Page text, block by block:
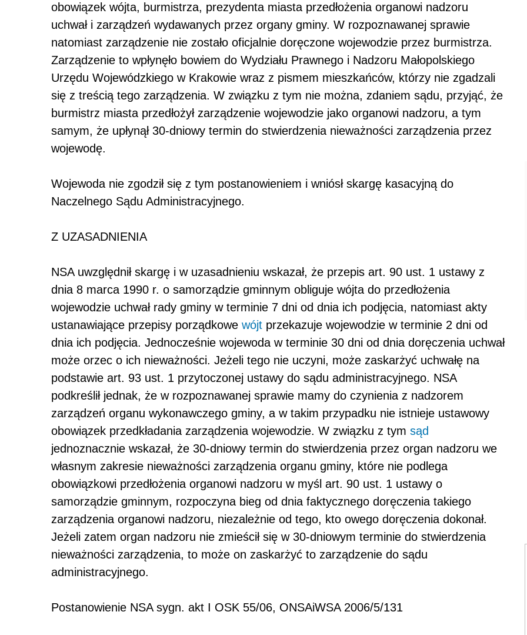
obowiązek wójta, burmistrza, prezydenta miasta przedłożenia organowi nadzoru
uchwał i zarządzeń wydawanych przez organy gminy. W rozpoznawanej sprawie
natomiast zarządzenie nie zostało oficjalnie doręczone wojewodzie przez burmistrza.
Zarządzenie to wpłynęło bowiem do Wydziału Prawnego i Nadzoru Małopolskiego
Urzędu Wojewódzkiego w Krakowie wraz z pismem mieszkańców, którzy nie zgadzali
się z treścią tego zarządzenia. W związku z tym nie można, zdaniem sądu, przyjąć, że
burmistrz miasta przedłożył zarządzenie wojewodzie jako organowi nadzoru, a tym
samym, że upłynął 30-dniowy termin do stwierdzenia nieważności zarządzenia przez
wojewodę.
Wojewoda nie zgodził się z tym postanowieniem i wniósł skargę kasacyjną do
Naczelnego Sądu Administracyjnego.
Z UZASADNIENIA
NSA uwzględnił skargę i w uzasadnieniu wskazał, że przepis art. 90 ust. 1 ustawy z
dnia 8 marca 1990 r. o samorządzie gminnym obliguje wójta do przedłożenia
wojewodzie uchwał rady gminy w terminie 7 dni od dnia ich podjęcia, natomiast akty
ustanawiające przepisy porządkowe wójt przekazuje wojewodzie w terminie 2 dni od
dnia ich podjęcia. Jednocześnie wojewoda w terminie 30 dni od dnia doręczenia uchwał
może orzec o ich nieważności. Jeżeli tego nie uczyni, może zaskarżyć uchwałę na
podstawie art. 93 ust. 1 przytoczonej ustawy do sądu administracyjnego. NSA
podkreślił jednak, że w rozpoznawanej sprawie mamy do czynienia z nadzorem
zarządzeń organu wykonawczego gminy, a w takim przypadku nie istnieje ustawowy
obowiązek przedkładania zarządzenia wojewodzie. W związku z tym sąd
jednoznacznie wskazał, że 30-dniowy termin do stwierdzenia przez organ nadzoru we
własnym zakresie nieważności zarządzenia organu gminy, które nie podlega
obowiązkowi przedłożenia organowi nadzoru w myśl art. 90 ust. 1 ustawy o
samorządzie gminnym, rozpoczyna bieg od dnia faktycznego doręczenia takiego
zarządzenia organowi nadzoru, niezależnie od tego, kto owego doręczenia dokonał.
Jeżeli zatem organ nadzoru nie zmieścił się w 30-dniowym terminie do stwierdzenia
nieważności zarządzenia, to może on zaskarżyć to zarządzenie do sądu
administracyjnego.
Postanowienie NSA sygn. akt I OSK 55/06, ONSAiWSA 2006/5/131